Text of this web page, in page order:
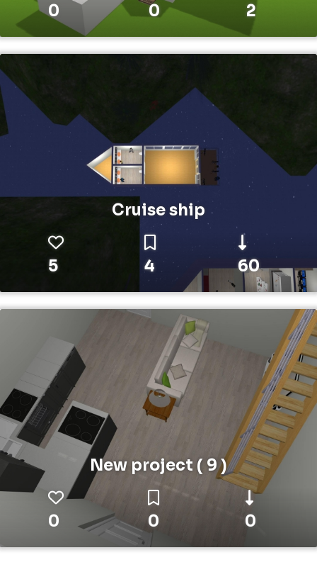
0 0 2
Cruise ship
5 4 60
New project ( 9 )
0 0 0